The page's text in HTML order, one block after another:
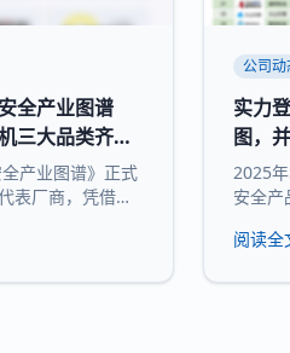
全产业图谱
三大品类齐获
产业图谱》正式
表厂商，凭借其
三大细分领域，
公司动
实力
图，
2025
安全产
“中国
全、
阅读全